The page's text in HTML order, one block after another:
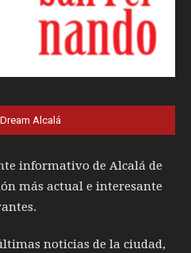
Alcalá
informativo de Alcalá de
más actual e interesante
noticias de la ciudad,